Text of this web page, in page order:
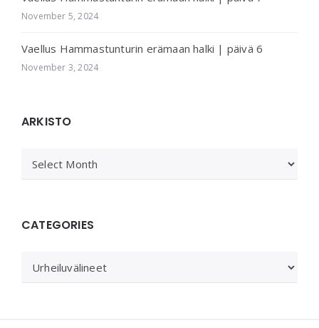
November 5, 2024
Vaellus Hammastunturin erämaan halki | päivä 6
November 3, 2024
ARKISTO
CATEGORIES